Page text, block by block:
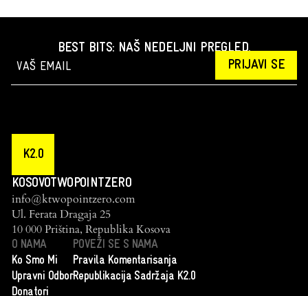
BEST BITS: NAŠ NEDELJNI PREGLED.
PRIJAVI SE
K2.0
KOSOVOTWOPOINTZERO
info@ktwopointzero.com
Ul. Ferata Dragaja 25
10 000 Priština, Republika Kosova
O NAMA
Ko Smo Mi
Upravni Odbor
Donatori
POVEŽI SE S NAMA
Pravila Komentarisanja
Republikacija Sadržaja K2.0